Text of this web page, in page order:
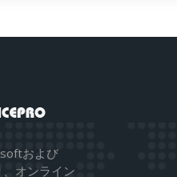
および
オンライン